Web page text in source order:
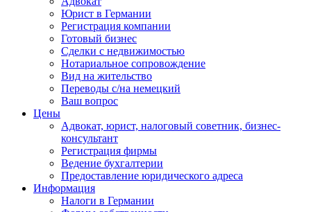
Юрист в Германии
Регистрация компании
Готовый бизнес
Сделки с недвижимостью
Нотариальное сопровождение
Вид на жительство
Переводы с/на немецкий
Ваш вопрос
Цены
Адвокат, юрист, налоговый советник, бизнес-
консультант
Регистрация фирмы
Ведение бухгалтерии
Предоставление юридического адреса
Информация
Налоги в Германии